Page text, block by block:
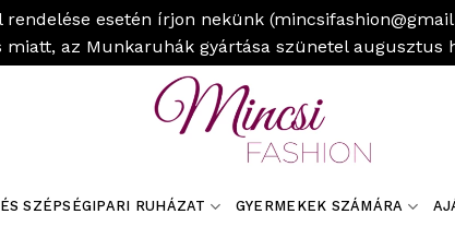
rendelése esetén írjon nekünk
miatt, az Munkaruhák gyártása szünetel augusztus
SZÉPSÉGIPARI RUHÁZAT GYERMEKEK SZÁMÁRA